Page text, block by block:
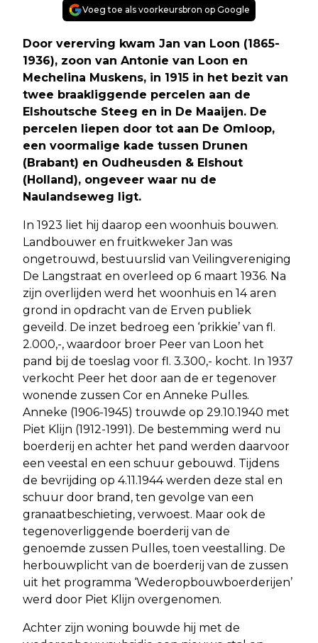
Voeg toe als voorkeursbron op Google
Door vererving kwam Jan van Loon (1865-
1936), zoon van Antonie van Loon en
Mechelina Muskens, in 1915 in het bezit van
twee braakliggende percelen aan de
Elshoutsche Steeg en in De Maaijen. De
percelen liepen door tot aan De Omloop,
een voormalige kade tussen Drunen
(Brabant) en Oudheusden & Elshout
(Holland), ongeveer waar nu de
Naulandseweg ligt.
In 1923 liet hij daarop een woonhuis bouwen.
Landbouwer en fruitkweker Jan was
ongetrouwd, bestuurslid van Veilingvereniging
De Langstraat en overleed op 6 maart 1936. Na
zijn overlijden werd het woonhuis en 14 aren
grond in opdracht van de Erven publiek
geveild. De inzet bedroeg een ‘prikkie’ van fl.
2.000,-, waardoor broer Peer van Loon het
pand bij de toeslag voor fl. 3.300,- kocht. In 1937
verkocht Peer het door aan de er tegenover
wonende zussen Cor en Anneke Pulles.
Anneke (1906-1945) trouwde op 29.10.1940 met
Piet Klijn (1912-1991). De bestemming werd nu
boerderij en achter het pand werden daarvoor
een veestal en een schuur gebouwd. Tijdens
de bevrijding op 4.11.1944 werden deze stal en
schuur door brand, ten gevolge van een
granaatbeschieting, verwoest. Maar ook de
tegenoverliggende boerderij van de
genoemde zussen Pulles, toen veestalling. De
herbouwplicht van de boerderij van de zussen
uit het programma ‘Wederopbouwboerderijen’
werd door Piet Klijn overgenomen.
Achter zijn woning bouwde hij met de